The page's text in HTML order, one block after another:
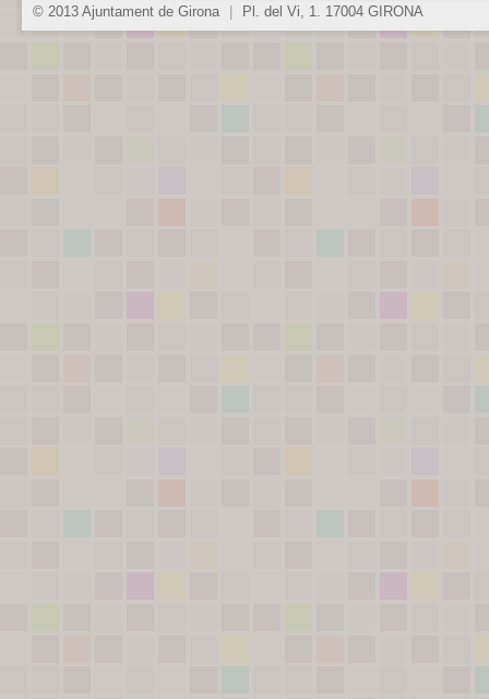
© 2013 Ajuntament de Girona Pl. del Vi, 1. 17004 GIRONA